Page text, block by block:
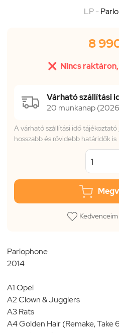
LP -
8
 Nincs
Várható szállítási
20 munkanap
A várható szállítási idő
hosszabb és rövidebb határidők is
Parlophone
2014
A1 Opel
A2 Clown & Jugglers
A3 Rats
A4 Golden Hair (Remake, Take